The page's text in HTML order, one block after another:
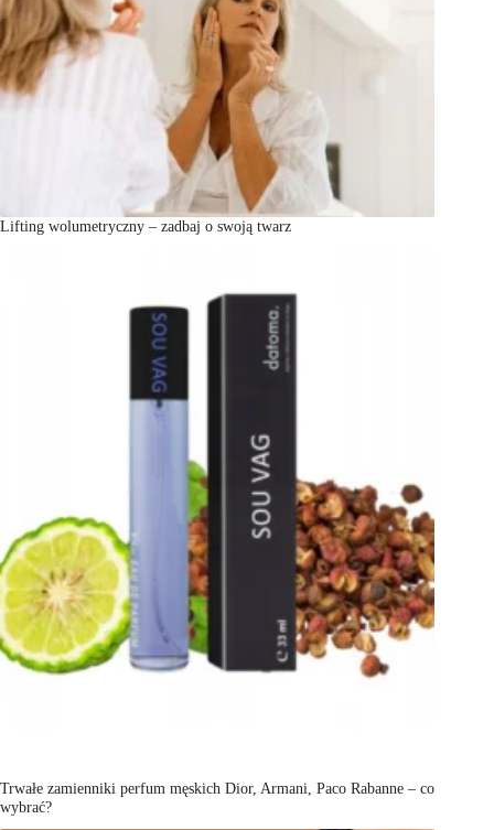
Lifting wolumetryczny – zadbaj o swoją twarz
Trwałe zamienniki perfum męskich Dior, Armani, Paco Rabanne – co
wybrać?